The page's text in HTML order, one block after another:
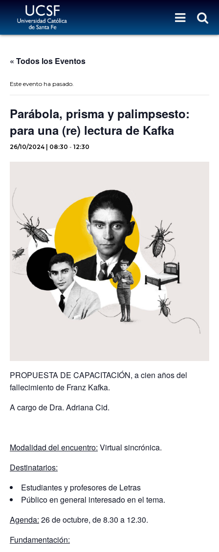
« Todos los Eventos
Este evento ha pasado.
Parábola, prisma y palimpsesto:
para una (re) lectura de Kafka
26/10/2024 | 08:30 - 12:30
PROPUESTA DE CAPACITACIÓN, a cien años del
fallecimiento de Franz Kafka.
A cargo de Dra. Adriana Cid.
Modalidad del encuentro: Virtual sincrónica.
Destinatarios:
Estudiantes y profesores de Letras
Público en general interesado en el tema.
Agenda: 26 de octubre, de 8.30 a 12.30.
Fundamentación: